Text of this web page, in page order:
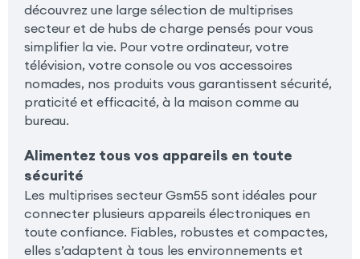
découvrez une large sélection de multiprises
secteur et de hubs de charge pensés pour vous
simplifier la vie. Pour votre ordinateur, votre
télévision, votre console ou vos accessoires
nomades, nos produits vous garantissent sécurité,
praticité et efficacité, à la maison comme au
bureau.
Alimentez tous vos appareils en toute
sécurité
Les multiprises secteur Gsm55 sont idéales pour
connecter plusieurs appareils électroniques en
toute confiance. Fiables, robustes et compactes,
elles s’adaptent à tous les environnements et